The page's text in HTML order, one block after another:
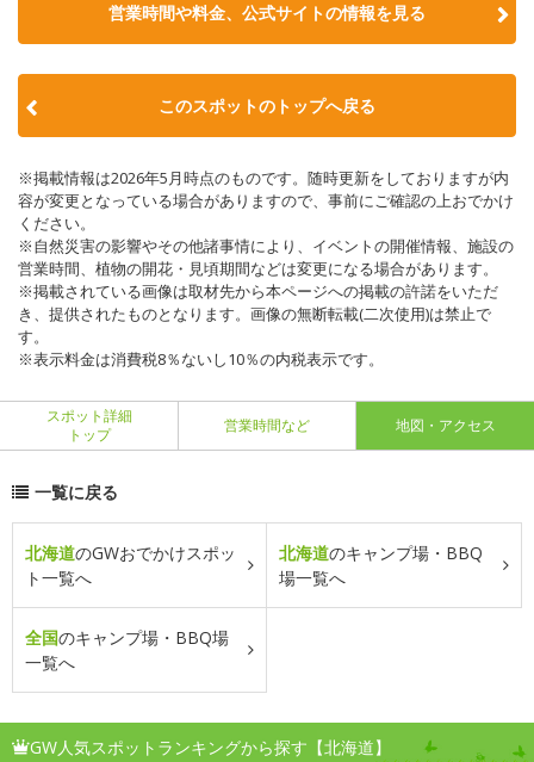
営業時間や料金、公式サイトの情報を見る
このスポットのトップへ戻る
※掲載情報は2026年5月時点のものです。随時更新をしておりますが内
容が変更となっている場合がありますので、事前にご確認の上おでかけ
ください。
※自然災害の影響やその他諸事情により、イベントの開催情報、施設の
営業時間、植物の開花・見頃期間などは変更になる場合があります。
※掲載されている画像は取材先から本ページへの掲載の許諾をいただ
き、提供されたものとなります。画像の無断転載(二次使用)は禁止で
す。
※表示料金は消費税8％ないし10％の内税表示です。
スポット詳細
トップ
営業時間など 地図・アクセス
一覧に戻る
北海道のGWおでかけスポッ
ト一覧へ
北海道のキャンプ場・BBQ
場一覧へ
全国のキャンプ場・BBQ場
一覧へ
GW人気スポットランキングから探す【北海道】